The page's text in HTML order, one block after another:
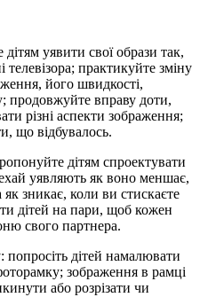
уявити свої образи так,
телевізора; практикуйте зміну
його швидкості,
продовжуйте вправу доти,
різні аспекти зображення;
що відбувалось.
дітям спроектувати
уявляють як воно меншає,
зникає, коли ви стискаєте
дітей на пари, щоб кожен
свого партнера.
попросіть дітей намалювати
зображення в рамці
або розрізати чи